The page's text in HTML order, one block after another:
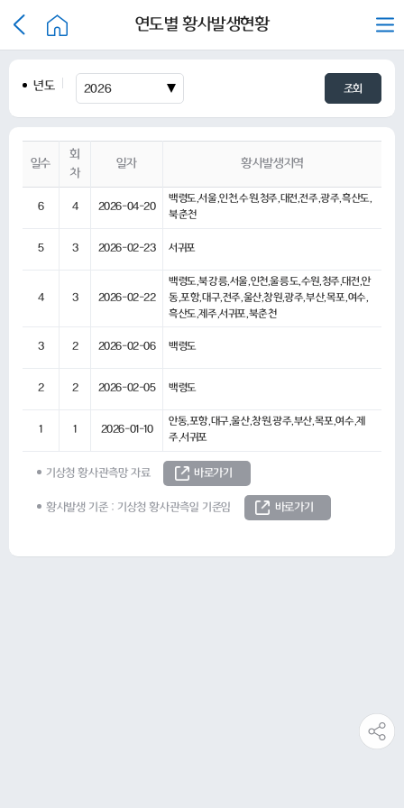
연도별 황사발생현황
년도 조회
일수
회
차
일자 황사발생지역
6 4 2026-04-20
백령도,서울,인천,수원,청주,대전,전주,광주,흑산도,
북춘천
5 3 2026-02-23 서귀포
4 3 2026-02-22
백령도,북강릉,서울,인천,울릉도,수원,청주,대전,안
동,포항,대구,전주,울산,창원,광주,부산,목포,여수,
흑산도,제주,서귀포,북춘천
3 2 2026-02-06 백령도
2 2 2026-02-05 백령도
1 1 2026-01-10
안동,포항,대구,울산,창원,광주,부산,목포,여수,제
주,서귀포
기상청 황사관측망 자료 바로가기
황사발생 기준 : 기상청 황사관측일 기준임 바로가기